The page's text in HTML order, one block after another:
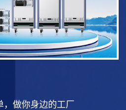
，做你身边的工厂